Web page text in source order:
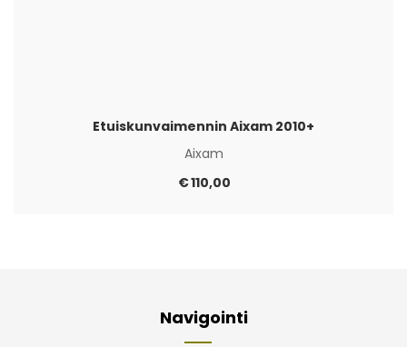
Etuiskunvaimennin Aixam 2010+
Aixam
€110,00
Navigointi